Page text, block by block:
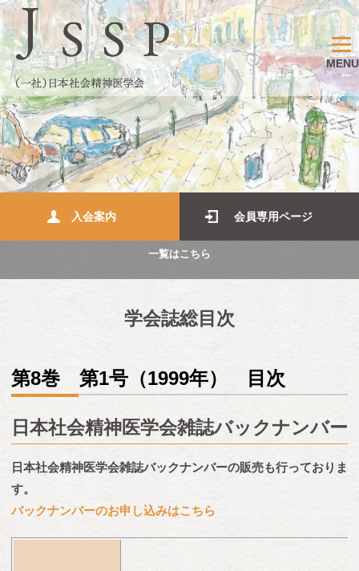
MENU
入会案内 会員専用ページ
一覧はこちら
学会誌総目次
第8巻 第1号（1999年） 目次
日本社会精神医学会雑誌バックナンバー
日本社会精神医学会雑誌バックナンバーの販売も行っておりま
す。
バックナンバーのお申し込みはこちら